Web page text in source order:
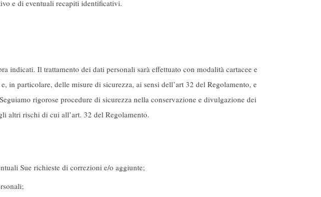
e di eventuali recapiti identificativi.
indicati. Il trattamento dei dati personali sarà effettuato con modalità cartacee e
particolare, delle misure di sicurezza, ai sensi dell’art 32 del Regolamento, e
rigorose procedure di sicurezza nella conservazione e divulgazione dei
altri rischi di cui all’art. 32 del Regolamento.
Sue richieste di correzioni e/o aggiunte;